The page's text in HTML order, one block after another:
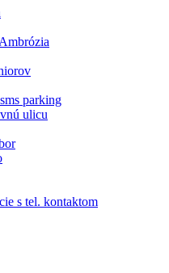
parking
ulicu
s tel. kontaktom